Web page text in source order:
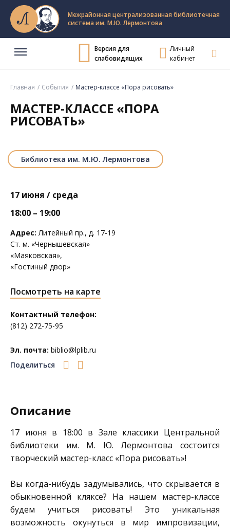
Межрайонная централизованная библиотечная
система им. М.Ю. Лермонтова
Версия для
слабовидящих
Личный
кабинет
Главная События Мастер-классе «Пора рисовать»
МАСТЕР-КЛАССЕ «ПОРА
РИСОВАТЬ»
Библиотека им. М.Ю. Лермонтова
17 июня / среда
18:00 – 19:00
Адрес: Литейный пр., д. 17-19
Ст. м. «Чернышевская»
«Маяковская»,
«Гостиный двор»
Посмотреть на карте
Контактный телефон:
(812) 272-75-95
Эл. почта: biblio@lplib.ru
Поделиться
Описание
17 июня в 18:00 в Зале классики Центральной
библиотеки им. М. Ю. Лермонтова состоится
творческий мастер-класс «Пора рисовать»!
Вы когда-нибудь задумывались, что скрывается в
обыкновенной кляксе? На нашем мастер-классе
будем учиться рисовать! Это уникальная
возможность окунуться в мир импровизации,